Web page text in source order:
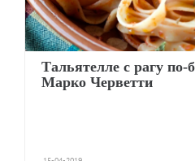
Тальятелле с рагу по-
Марко Черветти